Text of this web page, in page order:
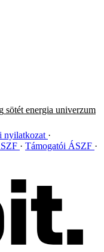
sötét energia univerzum
nyilatkozat
Támogatói ÁSZF